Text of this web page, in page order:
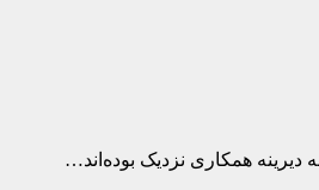
دیرینه همکاری نزدیک بوده‌اند…